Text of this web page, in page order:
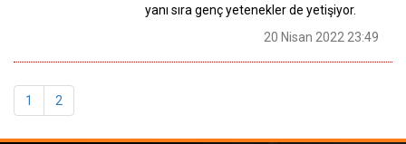
yanı sıra genç yetenekler de yetişiyor.
20 Nisan 2022 23:49
1 2